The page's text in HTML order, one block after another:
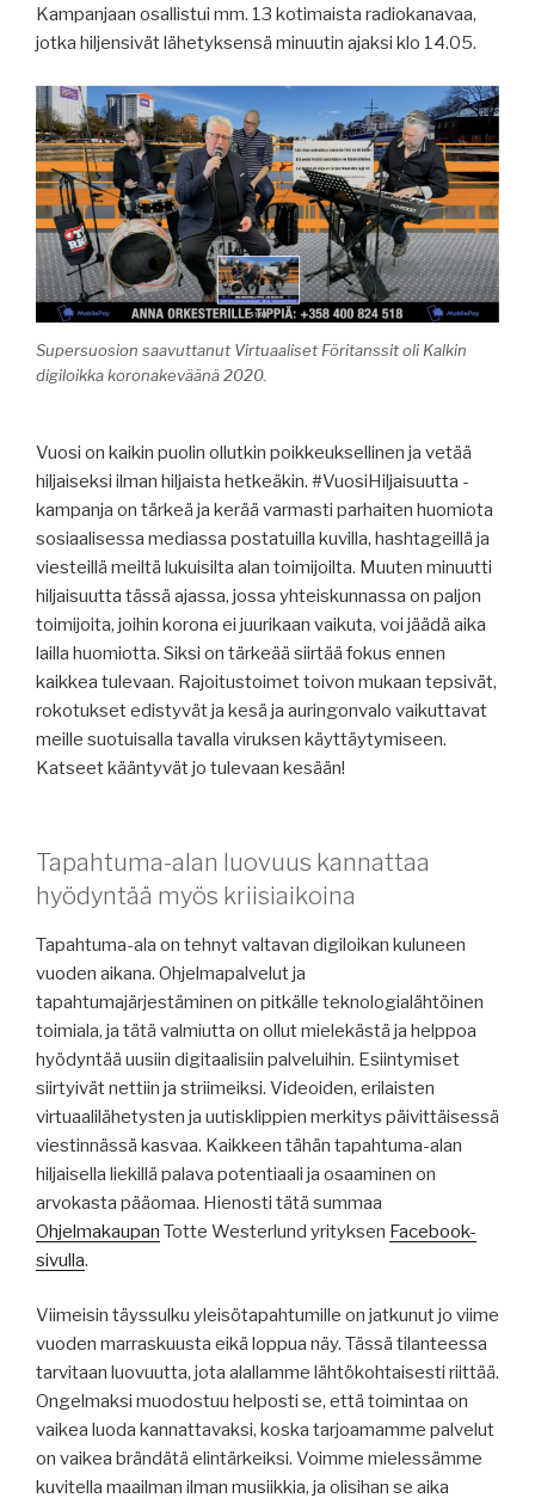
Kampanjaan osallistui mm. 13 kotimaista radiokanavaa,
jotka hiljensivät lähetyksensä minuutin ajaksi klo 14.05.
Supersuosion saavuttanut Virtuaaliset Föritanssit oli Kalkin
digiloikka koronakeväänä 2020.
Vuosi on kaikin puolin ollutkin poikkeuksellinen ja vetää
hiljaiseksi ilman hiljaista hetkeäkin. #VuosiHiljaisuutta -
kampanja on tärkeä ja kerää varmasti parhaiten huomiota
sosiaalisessa mediassa postatuilla kuvilla, hashtageillä ja
viesteillä meiltä lukuisilta alan toimijoilta. Muuten minuutti
hiljaisuutta tässä ajassa, jossa yhteiskunnassa on paljon
toimijoita, joihin korona ei juurikaan vaikuta, voi jäädä aika
lailla huomiotta. Siksi on tärkeää siirtää fokus ennen
kaikkea tulevaan. Rajoitustoimet toivon mukaan tepsivät,
rokotukset edistyvät ja kesä ja auringonvalo vaikuttavat
meille suotuisalla tavalla viruksen käyttäytymiseen.
Katseet kääntyvät jo tulevaan kesään!
Tapahtuma-alan luovuus kannattaa
hyödyntää myös kriisiaikoina
Tapahtuma-ala on tehnyt valtavan digiloikan kuluneen
vuoden aikana. Ohjelmapalvelut ja
tapahtumajärjestäminen on pitkälle teknologialähtöinen
toimiala, ja tätä valmiutta on ollut mielekästä ja helppoa
hyödyntää uusiin digitaalisiin palveluihin. Esiintymiset
siirtyivät nettiin ja striimeiksi. Videoiden, erilaisten
virtuaalilähetysten ja uutisklippien merkitys päivittäisessä
viestinnässä kasvaa. Kaikkeen tähän tapahtuma-alan
hiljaisella liekillä palava potentiaali ja osaaminen on
arvokasta pääomaa. Hienosti tätä summaa
Ohjelmakaupan Totte Westerlund yrityksen Facebook-
sivulla.
Viimeisin täyssulku yleisötapahtumille on jatkunut jo viime
vuoden marraskuusta eikä loppua näy. Tässä tilanteessa
tarvitaan luovuutta, jota alallamme lähtökohtaisesti riittää.
Ongelmaksi muodostuu helposti se, että toimintaa on
vaikea luoda kannattavaksi, koska tarjoamamme palvelut
on vaikea brändätä elintärkeiksi. Voimme mielessämme
kuvitella maailman ilman musiikkia, ja olisihan se aika